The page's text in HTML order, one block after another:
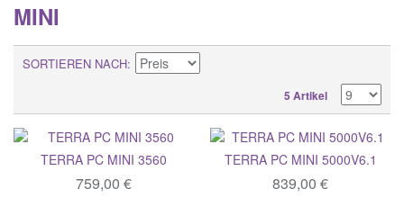
MINI
SORTIEREN NACH
5 Artikel
TERRA PC MINI 3560
759,00 €
TERRA PC MINI 5000V6.1
839,00 €